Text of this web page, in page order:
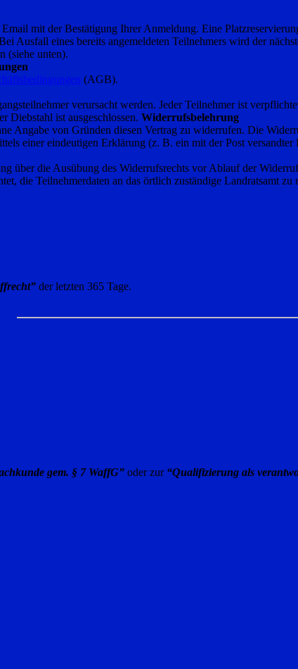
mit der Bestätigung Ihrer Anmeldung. Eine
Ausfall eines bereits angemeldeten Teilnehmers wird der
(siehe unten).
(AGB).
verursacht werden. Jeder Teilnehmer ist
Diebstahl ist ausgeschlossen. Widerrufsbelehrung
Angabe von Gründen diesen Vertrag zu widerrufen. Die
einer eindeutigen Erklärung (z. B. ein mit der Post
über die Ausübung des Widerrufsrechts vor Ablauf der
die Teilnehmerdaten an das örtlich zuständige Landratsamt
der letzten 365 Tage.
gem. § 7 WaffG” oder zur “Qualifizierung als